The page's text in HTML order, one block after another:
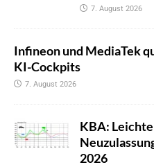
7. August 2026
Infineon und MediaTek
KI-Cockpits
7. August 2026
KBA:
2026